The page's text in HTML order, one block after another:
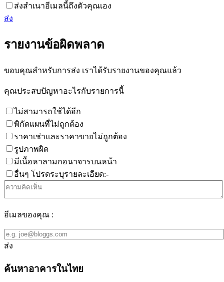
ส่งสำเนาอีเมลนี้ถึงตัวคุณเอง
ส่ง
รายงานข้อผิดพลาด
ขอบคุณสำหรับการส่ง เราได้รับรายงานของคุณแล้ว
คุณประสบปัญหาอะไรกับรายการนี้
ไม่สามารถใช้ได้อีก
พิกัดแผนที่ไม่ถูกต้อง
ราคาเช่าและราคาขายไม่ถูกต้อง
รูปภาพผิด
มีเนื้อหาลามกอนาจารบนหน้า
อื่นๆ โปรดระบุรายละเอียด:-
อีเมลของคุณ :
ส่ง
ค้นหาอาคารในไทย